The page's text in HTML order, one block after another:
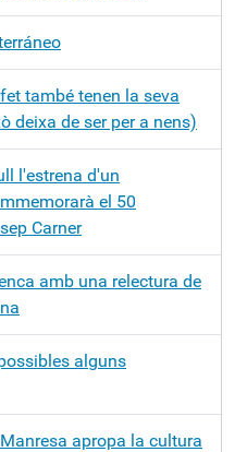
també tenen la seva
deixa de ser per a nens)
l'estrena d'un
el 50
Carner
amb una relectura de
alguns
apropa la cultura